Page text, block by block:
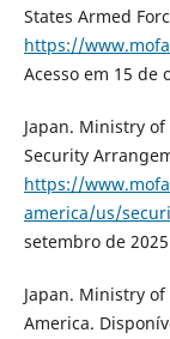
States Armed
https://
Acesso em 15 de
Japan. Ministry of
Security
https://
america/us/
setembro de
Japan. Ministry
America.